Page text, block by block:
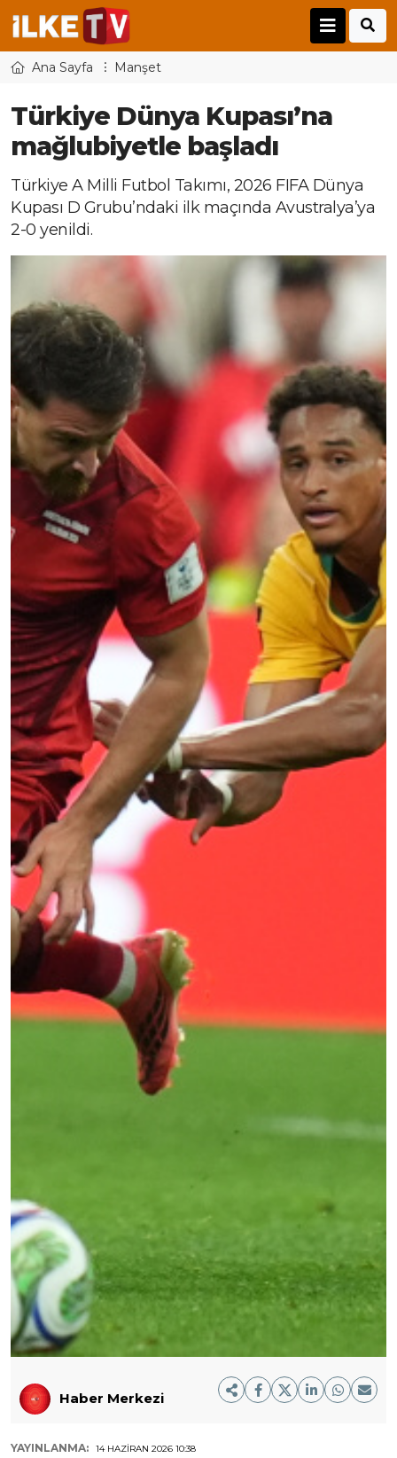
Ana Sayfa Manşet
Türkiye Dünya Kupası’na
mağlubiyetle başladı
Türkiye A Milli Futbol Takımı, 2026 FIFA Dünya
Kupası D Grubu’ndaki ilk maçında Avustralya’ya
2-0 yenildi.
Haber Merkezi
YAYINLANMA: 14 HAZIRAN 2026 10:38